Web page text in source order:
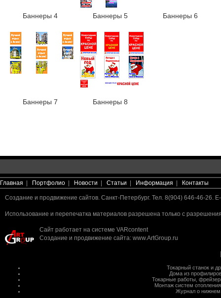
Баннеры 4 Баннеры 5 Баннеры 6
Баннеры 7 Баннеры 8
Главная Портфолио Новости Статьи Информация Контакты
Создание и продвижение сайтов. Санкт-Петербург. Тел. 8(904) 646-46-26.
Использование и перепечатка материалов разрешена только с
Сайт работает на системе VARcontent
Создание и продвижение сайта: www.ArtGroup.ru
Токарный станок и
Дома из
Токарные работы
Монтаж систем отопления
Журнал о нижнем